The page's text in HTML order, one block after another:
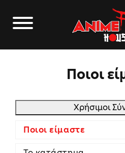
Ποιοι
Χρήσιμοι
Ποιοι είμαστε